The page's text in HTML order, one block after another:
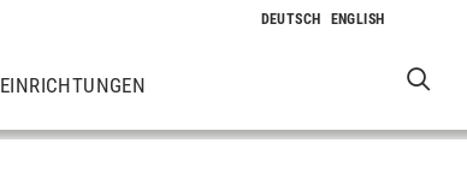
EINRICHTUNGEN